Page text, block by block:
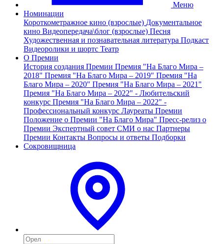
Меню
Номинации
Короткометражное кино (взрослые) Документальное
кино Видеопередача\блог (взрослые) Песня
Художественная и познавательная литература Подкаст
Видеоролики и шортс Театр
О Премии
История создания Премии Премия "На Благо Мира –
2018" Премия "На Благо Мира – 2019" Премия "На
Благо Мира – 2020" Премия "На Благо Мира – 2021"
Премия "На Благо Мира – 2022" - Любительский
конкурс Премия "На Благо Мира – 2022" -
Профессиональный конкурс Лауреаты Премии
Положение о Премии "На Благо Мира" Пресс-релиз о
Премии Экспертный совет СМИ о нас Партнеры
Премии Контакты Вопросы и ответы Подборки
Сокровищница